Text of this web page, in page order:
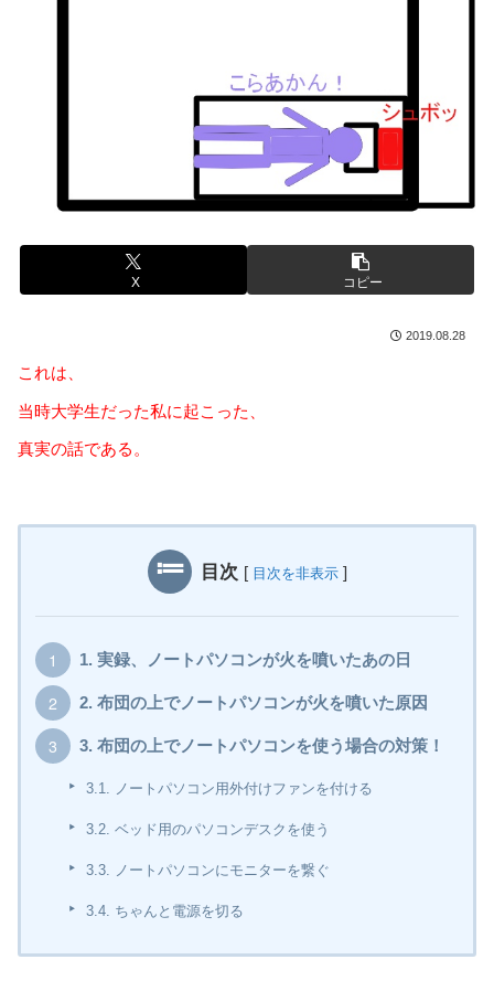
X コピー
2019.08.28
これは、
当時大学生だった私に起こった、
真実の話である。
目次 [ 目次を非表示 ]
1. 実録、ノートパソコンが火を噴いたあの日
2. 布団の上でノートパソコンが火を噴いた原因
3. 布団の上でノートパソコンを使う場合の対策！
3.1. ノートパソコン用外付けファンを付ける
3.2. ベッド用のパソコンデスクを使う
3.3. ノートパソコンにモニターを繋ぐ
3.4. ちゃんと電源を切る